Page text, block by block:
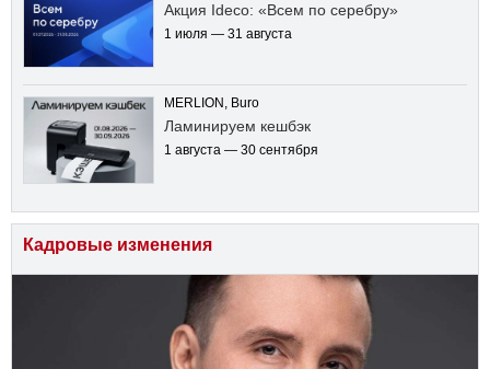
Акция Ideco: «Всем по серебру»
1 июля — 31 августа
MERLION, Buro
Ламинируем кешбэк
1 августа — 30 сентября
Кадровые изменения